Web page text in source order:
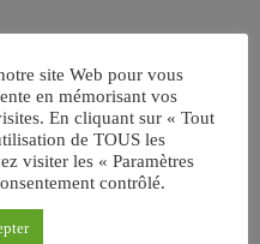
site Web pour vous
en mémorisant vos
En cliquant sur « Tout
de TOUS les
visiter les « Paramètres
contrôlé.